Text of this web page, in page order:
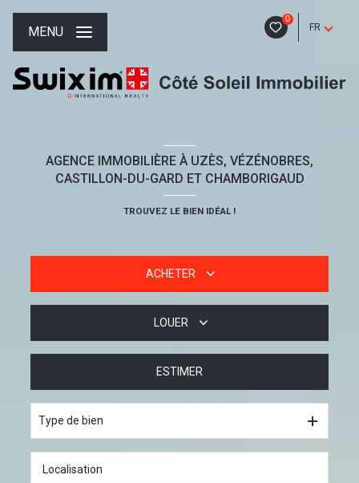
0
FR
MENU
AGENCE IMMOBILIÈRE À UZÈS, VÉZÉNOBRES,
CASTILLON-DU-GARD ET CHAMBORIGAUD
TROUVEZ LE BIEN IDÉAL !
ACHETER
De l'immo pro
LOUER
De l'immo pro
ESTIMER
Type de bien